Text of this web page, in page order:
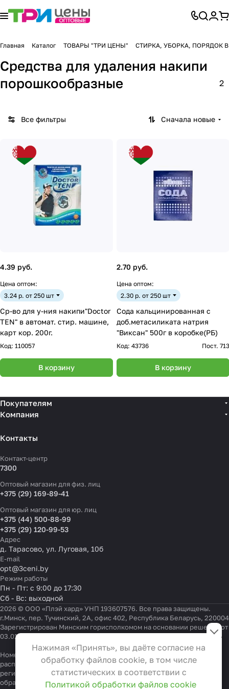
Главная Каталог ТОВАРЫ "ТРИ ЦЕНЫ" СТИРКА, УБОРКА, ПОРЯДОК
Средства для удаления накипи
порошкообразные
2
Все фильтры Сначала новые
4.39 руб.
Цена оптом:
3.24 р. от 250 шт
Ср-во для у-ния накипи"Doctor
TEN" в автомат. стир. машине,
карт кор. 200г.
Код: 110057
В корзину
2.70 руб.
Цена оптом:
2.30 р. от 250 шт
Сода кальцинированная с
доб.метасиликата натрия
"Виксан" 500г в коробке(РБ)
Код: 43736 Пост. 713
В корзину
Покупателям
Компания
Контакты
Контакт-центр
7300
Оптовый магазин для физ. лиц
+375 (29) 169-89-41
Оптовый магазин для юр. лиц
+375 (44) 500-88-99
+375 (29) 120-99-53
Адрес
д. Тарасово, ул. Луговая, 10б
E-mail
opt@3ceni.by
Режим работы
Пн - Пт: с 9:00 до 17:30
Сб - Вс: выходной
2026 © ООО «Плэй хард» УНП 193607576. Все права защищены.
г.Минск, пер. Тучинский, 2А, офис 402, Республика Беларусь, 220004
Зарегистрирован Минским горисполкомом на основании решения от
03.01.2022 г.
Номер телефона работников местных исполнительных и
распорядительных органов по месту государственной
регистрации ООО «Плэй хард», уполномоченных рассматривать
обращения покупателей:+375 17 323-41-58,+375 17 370-30-64
Настройки файлов cookie
Функциональные
Эти файлы необходимы для
функционирования сайта и не
могут быть отключены в наших
Нажимая «Принять», вы даёте согласие на
обработку файлов cookie, в том числе
статистических в соответствии с
Политикой обработки файлов cookie